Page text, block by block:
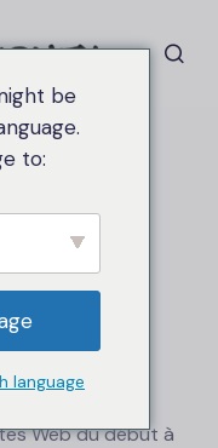
Web du début à
be
to:
language